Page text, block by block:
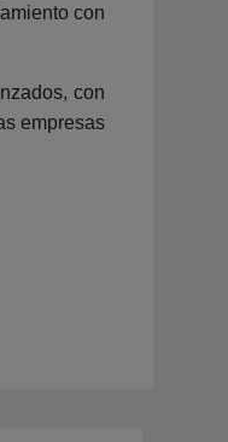
con
con
empresas